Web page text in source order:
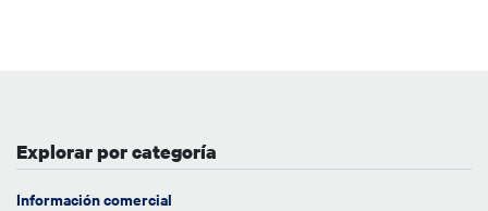
Explorar por categoría
Información comercial